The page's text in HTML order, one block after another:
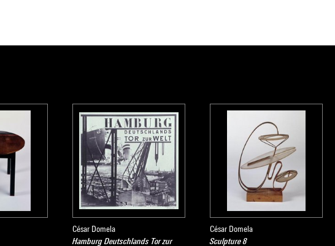
Musée national d’art
César Domela
Hamburg Deutschlands Tor zur
César Domela
Sculpture 8